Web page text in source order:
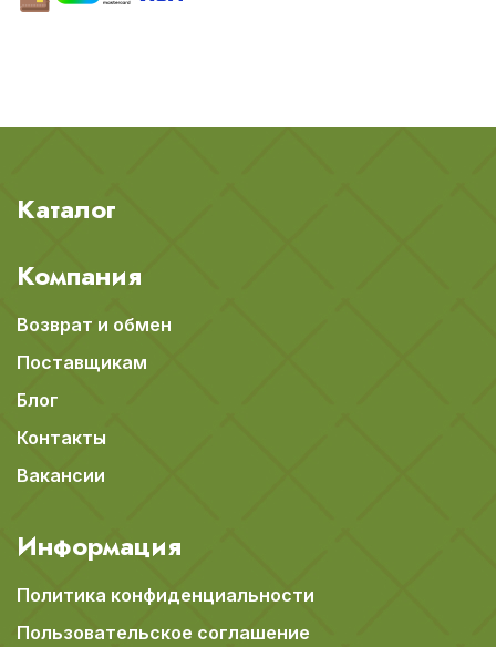
Каталог
Компания
Возврат и обмен
Поставщикам
Блог
Контакты
Вакансии
Информация
Политика конфиденциальности
Пользовательское соглашение